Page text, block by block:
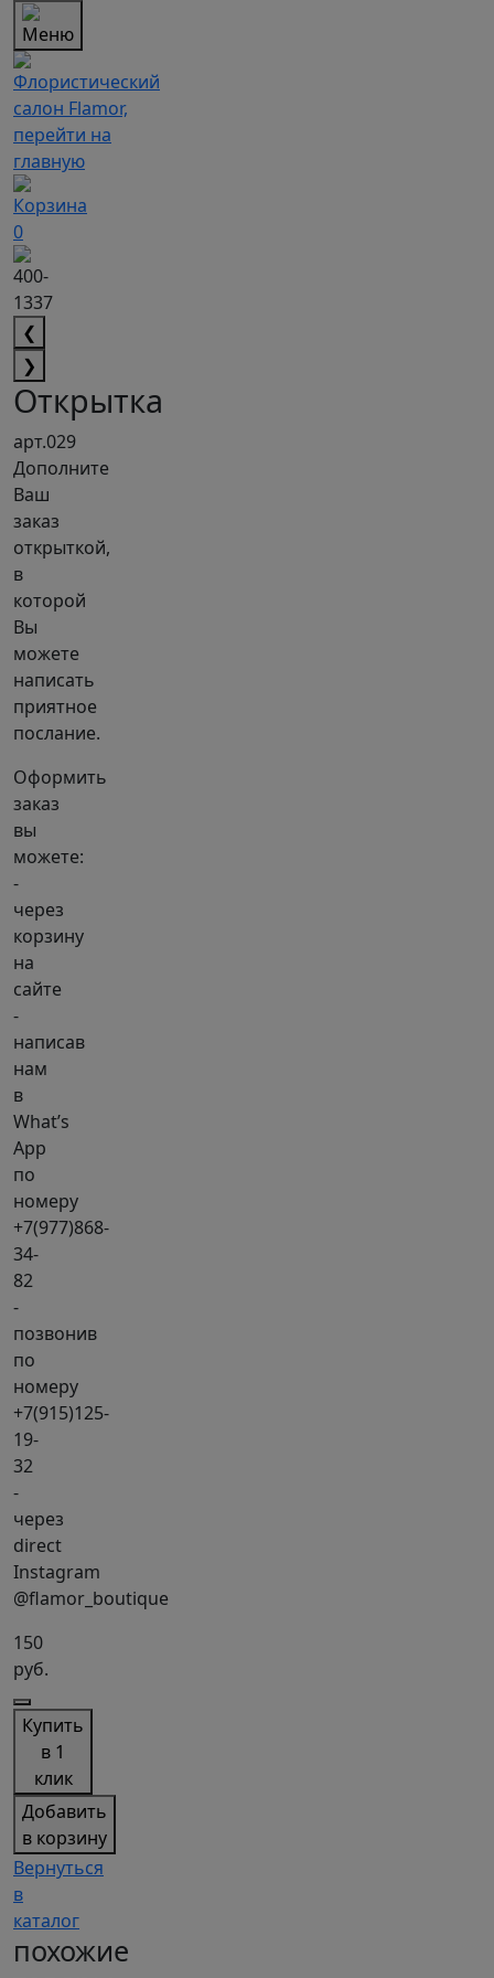
0
❮
❯
Открытка
арт.029
Дополните
Ваш
заказ
открыткой,
в
которой
Вы
можете
написать
приятное
послание.
Оформить
заказ
вы
можете:
-
через
корзину
на
сайте
-
написав
нам
в
What’s
App
по
номеру
+7(977)868-
34-
82
-
позвонив
по
номеру
+7(915)125-
19-
32
-
через
direct
Instagram
@flamor_boutique
150
руб.
Купить
в 1
клик
Добавить
в корзину
Вернуться
в
каталог
похожие